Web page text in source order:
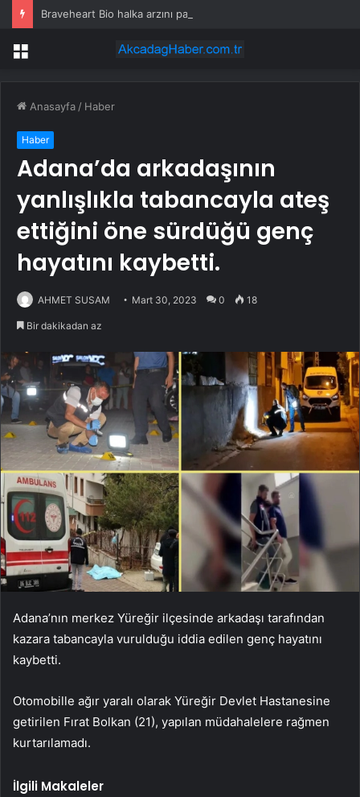
Menü
Anasayfa / Haber
Haber
Adana’da arkadaşının
yanlışlıkla tabancayla ateş
ettiğini öne sürdüğü genç
hayatını kaybetti.
AHMET SUSAM Mart 30, 2023 0 18
Bir dakikadan az
Adana’nın merkez Yüreğir ilçesinde arkadaşı tarafından
kazara tabancayla vurulduğu iddia edilen genç hayatını
kaybetti.
Otomobille ağır yaralı olarak Yüreğir Devlet Hastanesine
getirilen Fırat Bolkan (21), yapılan müdahalelere rağmen
kurtarılamadı.
İlgili Makaleler